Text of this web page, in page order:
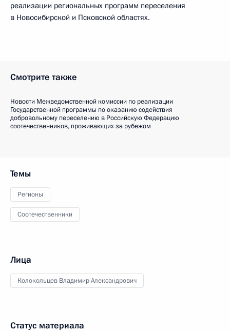
реализации региональных программ переселения
в Новосибирской и Псковской областях.
Смотрите также
Новости Межведомственной комиссии по реализации
Государственной программы по оказанию содействия
добровольному переселению в Российскую Федерацию
соотечественников, проживающих за рубежом
Темы
Регионы
Соотечественники
Лица
Колокольцев Владимир Александрович
Статус материала